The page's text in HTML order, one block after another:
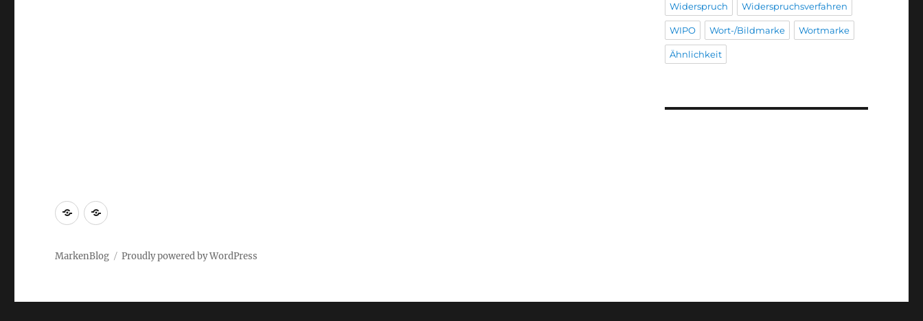
Widerspruch Widerspruchsverfahren
WIPO Wort-/Bildmarke Wortmarke
Ähnlichkeit
Markenrecherche
Gastbeiträge
MarkenBlog Proudly powered by WordPress